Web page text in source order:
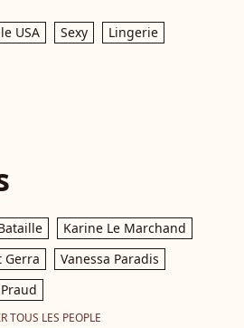
USA Sexy Lingerie
Karine Le Marchand
Gerra
Vanessa Paradis
TOUS LES PEOPLE